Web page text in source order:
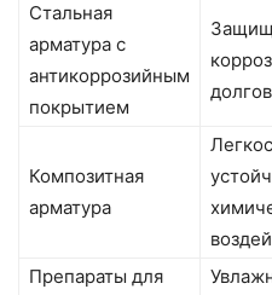
Стальная
арматура с
антикоррозийным
покрытием
Композитная
арматура
Препараты для